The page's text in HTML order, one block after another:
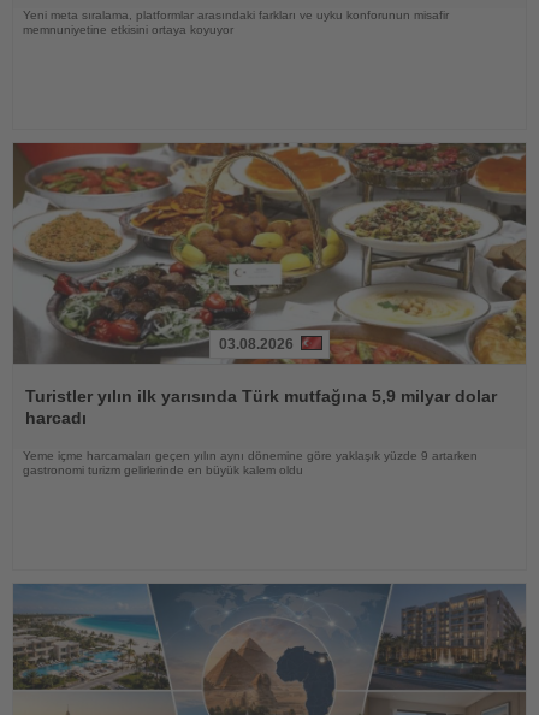
Yeni meta sıralama, platformlar arasındaki farkları ve uyku konforunun misafir
memnuniyetine etkisini ortaya koyuyor
Oku
03.08.2026
Turistler yılın ilk yarısında Türk mutfağına 5,9 milyar dolar
harcadı
Yeme içme harcamaları geçen yılın aynı dönemine göre yaklaşık yüzde 9 artarken
gastronomi turizm gelirlerinde en büyük kalem oldu